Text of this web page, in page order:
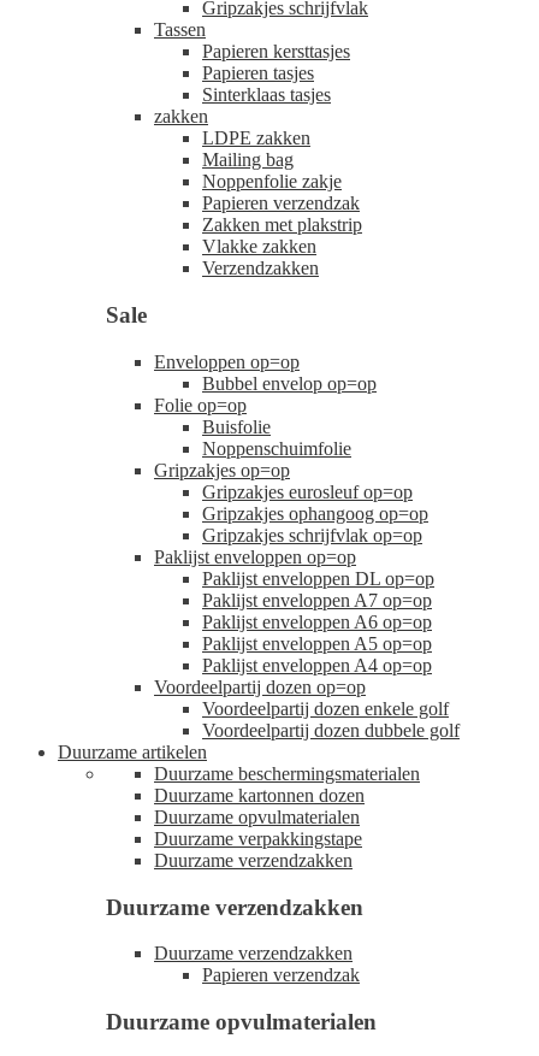
Gripzakjes schrijfvlak
Tassen
Papieren kersttasjes
Papieren tasjes
Sinterklaas tasjes
zakken
LDPE zakken
Mailing bag
Noppenfolie zakje
Papieren verzendzak
Zakken met plakstrip
Vlakke zakken
Verzendzakken
Sale
Enveloppen op=op
Bubbel envelop op=op
Folie op=op
Buisfolie
Noppenschuimfolie
Gripzakjes op=op
Gripzakjes eurosleuf op=op
Gripzakjes ophangoog op=op
Gripzakjes schrijfvlak op=op
Paklijst enveloppen op=op
Paklijst enveloppen DL op=op
Paklijst enveloppen A7 op=op
Paklijst enveloppen A6 op=op
Paklijst enveloppen A5 op=op
Paklijst enveloppen A4 op=op
Voordeelpartij dozen op=op
Voordeelpartij dozen enkele golf
Voordeelpartij dozen dubbele golf
Duurzame artikelen
Duurzame beschermingsmaterialen
Duurzame kartonnen dozen
Duurzame opvulmaterialen
Duurzame verpakkingstape
Duurzame verzendzakken
Duurzame verzendzakken
Duurzame verzendzakken
Papieren verzendzak
Duurzame opvulmaterialen